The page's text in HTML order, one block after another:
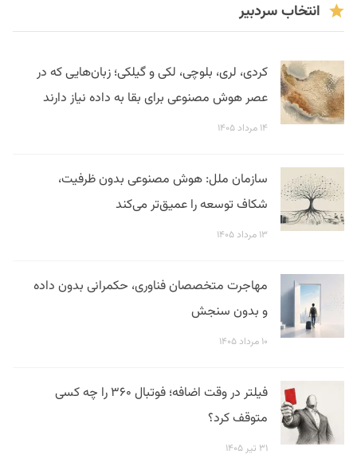
انتخاب سردبیر
کردی، لری، بلوچی، لکی و گیلکی؛ زبان‌هایی که در
عصر هوش مصنوعی برای بقا به داده نیاز دارند
۱۴ مرداد ۱۴۰۵
سازمان ملل: هوش مصنوعی بدون ظرفیت،
شکاف توسعه را عمیق‌تر می‌کند
۱۳ مرداد ۱۴۰۵
مهاجرت متخصصان فناوری، حکمرانی بدون داده
و بدون سنجش
۱۰ مرداد ۱۴۰۵
فیلتر در وقت اضافه؛ فوتبال ۳۶۰ را چه کسی
متوقف کرد؟
۳۱ تیر ۱۴۰۵